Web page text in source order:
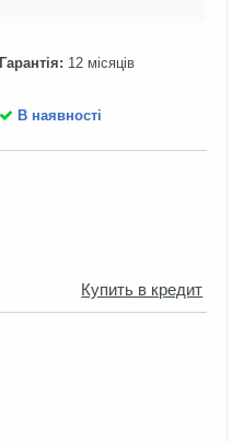
Гарантія: 12 місяців
В наявності
Купить в кредит